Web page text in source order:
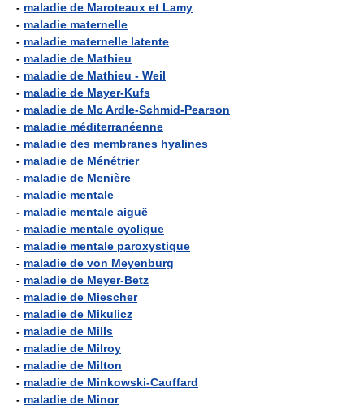
- maladie de Maroteaux et Lamy
- maladie maternelle
- maladie maternelle latente
- maladie de Mathieu
- maladie de Mathieu - Weil
- maladie de Mayer-Kufs
- maladie de Mc Ardle-Schmid-Pearson
- maladie méditerranéenne
- maladie des membranes hyalines
- maladie de Ménétrier
- maladie de Menière
- maladie mentale
- maladie mentale aiguë
- maladie mentale cyclique
- maladie mentale paroxystique
- maladie de von Meyenburg
- maladie de Meyer-Betz
- maladie de Miescher
- maladie de Mikulicz
- maladie de Mills
- maladie de Milroy
- maladie de Milton
- maladie de Minkowski-Cauffard
- maladie de Minor